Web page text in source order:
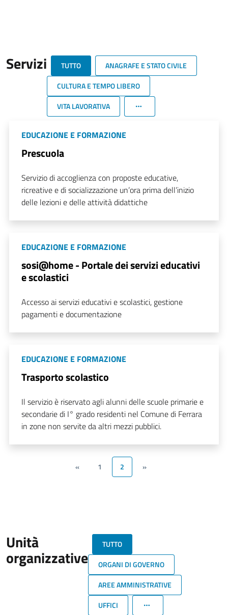
Servizi TUTTO
ANAGRAFE E STATO CIVILE
CULTURA E TEMPO LIBERO
VITA LAVORATIVA
EDUCAZIONE E FORMAZIONE
Prescuola
Servizio di accoglienza con proposte educative,
ricreative e di socializzazione un’ora prima dell’inizio
delle lezioni e delle attività didattiche
EDUCAZIONE E FORMAZIONE
sosi@home - Portale dei servizi educativi
e scolastici
Accesso ai servizi educativi e scolastici, gestione
pagamenti e documentazione
EDUCAZIONE E FORMAZIONE
Trasporto scolastico
Il servizio è riservato agli alunni delle scuole primarie e
secondarie di I° grado residenti nel Comune di Ferrara
in zone non servite da altri mezzi pubblici.
« 1 2 »
Unità
organizzative
TUTTO
ORGANI DI GOVERNO
AREE AMMINISTRATIVE
UFFICI